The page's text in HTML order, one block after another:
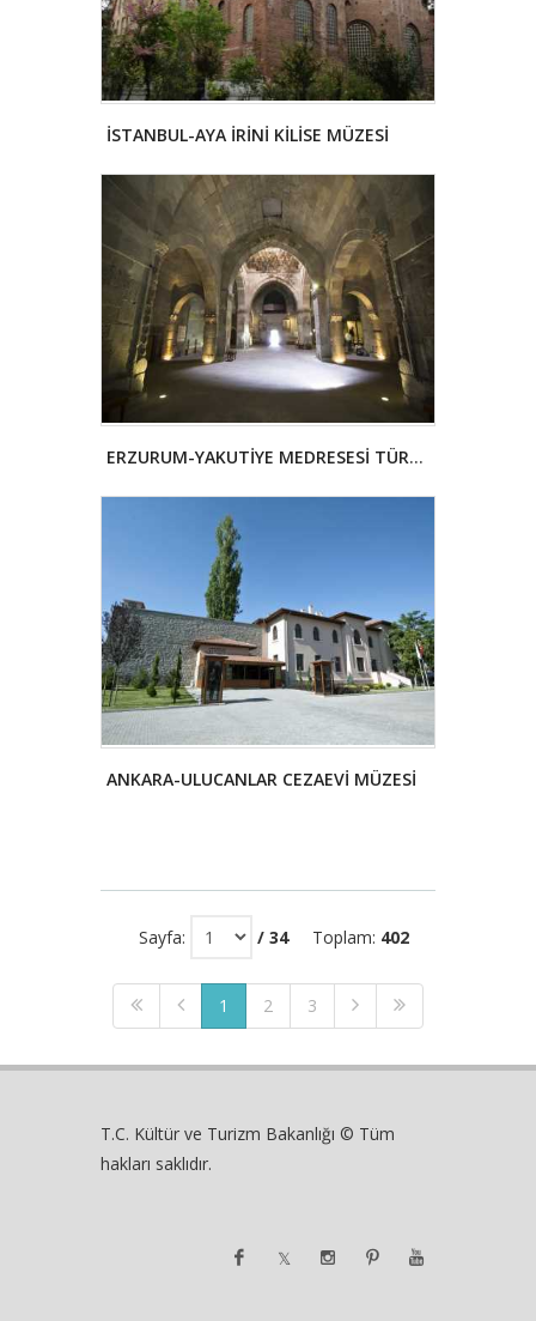
İSTANBUL-AYA İRİNİ KİLİSE MÜZESİ
ERZURUM-YAKUTİYE MEDRESESİ TÜRK İSLAM ESERLERİ VE ETNOGRAFYA MÜZESİ
ANKARA-ULUCANLAR CEZAEVİ MÜZESİ
Sayfa: / 34 Toplam: 402
1 2 3
T.C. Kültür ve Turizm Bakanlığı © Tüm
hakları saklıdır.